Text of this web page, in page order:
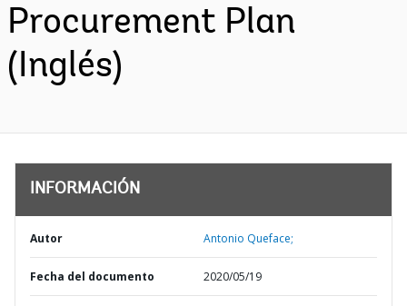
Procurement Plan
(Inglés)
INFORMACIÓN
Autor Antonio Queface;
Fecha del documento 2020/05/19